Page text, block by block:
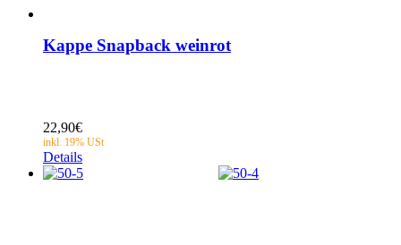
Kappe Snapback weinrot
22,90€
Details